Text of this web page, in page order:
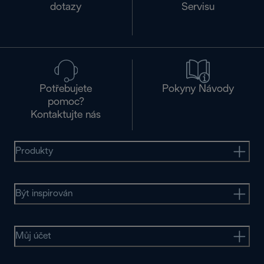
dotazy Servisu
Potřebujete
pomoc?
Kontaktujte nás
Pokyny Návody
Produkty
Být inspirován
Můj účet